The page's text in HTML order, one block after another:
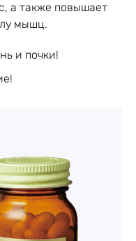
а также повышает
мышц.
и почки!